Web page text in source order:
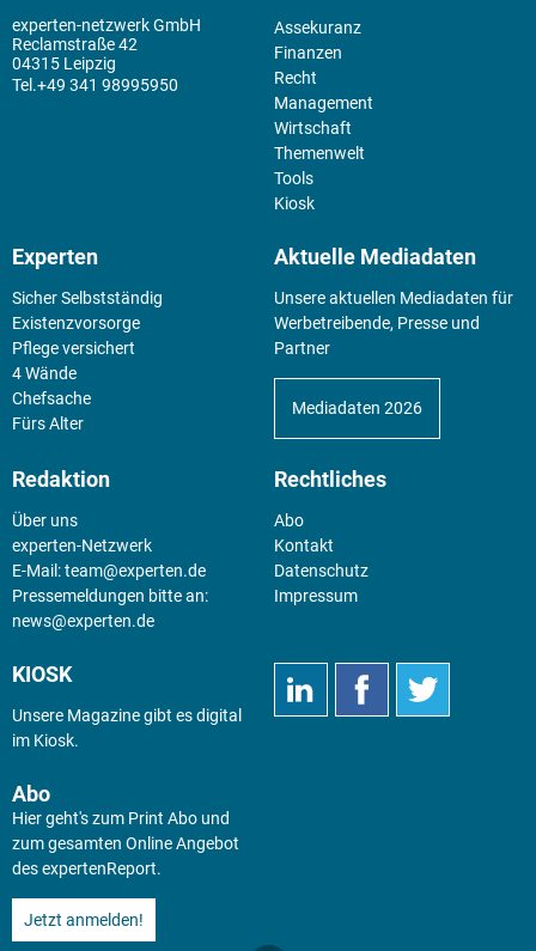
experten-netzwerk GmbH
Reclamstraße 42
04315 Leipzig
+49 341 98995950
Assekuranz
Finanzen
Recht
Management
Wirtschaft
Themenwelt
Tools
Kiosk
Experten
Sicher Selbstständig
Existenz­vorsorge
Pflege versichert
4 Wände
Chefsache
Fürs Alter
Aktuelle Mediadaten
Unsere aktuellen Mediadaten für
Werbetreibende, Presse und
Partner
Mediadaten 2026
Redaktion
Über uns
experten-Netzwerk
E-Mail:team@experten.de
Pressemeldungen bitte an:
news@experten.de
Rechtliches
Abo
Kontakt
Datenschutz
Impressum
KIOSK
Unsere Magazine gibt es digital
im Kiosk.
Abo
Hier geht's zum Print Abo und
zum gesamten Online Angebot
des expertenReport.
Jetzt anmelden!